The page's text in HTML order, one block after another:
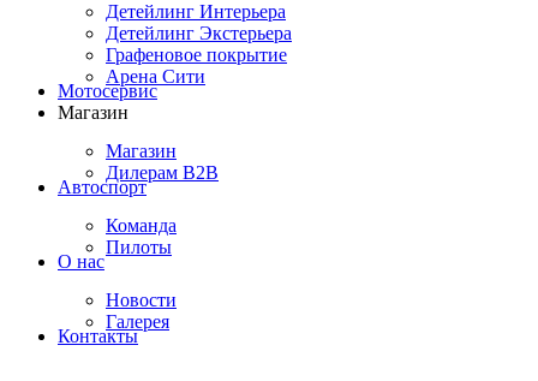
Детейлинг Интерьера
Детейлинг Экстерьера
Графеновое покрытие
Арена Сити
Мотосервис
Магазин
Магазин
Дилерам B2B
Автоспорт
Команда
Пилоты
О нас
Новости
Галерея
Контакты